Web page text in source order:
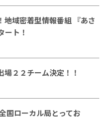
地域密着型情報番組 『あさ
ート！
２２チーム決定！！
ローカル局とってお